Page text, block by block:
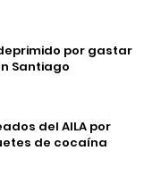
por gastar
Santiago
del AILA por
de cocaína